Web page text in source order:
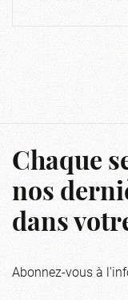
Chaque
nos
dans
Abonnez-vous à